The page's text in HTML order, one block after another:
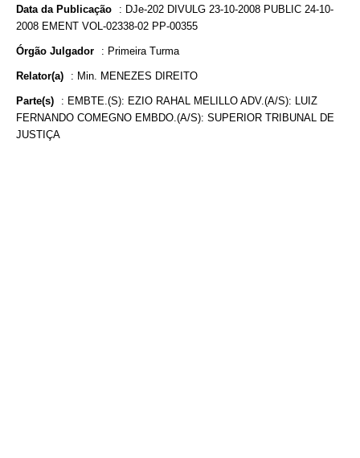
Data da Publicação : DJe-202 DIVULG 23-10-2008 PUBLIC 24-10-
2008 EMENT VOL-02338-02 PP-00355
Órgão Julgador : Primeira Turma
Relator(a) : Min. MENEZES DIREITO
Parte(s) : EMBTE.(S): EZIO RAHAL MELILLO ADV.(A/S): LUIZ
FERNANDO COMEGNO EMBDO.(A/S): SUPERIOR TRIBUNAL DE
JUSTIÇA